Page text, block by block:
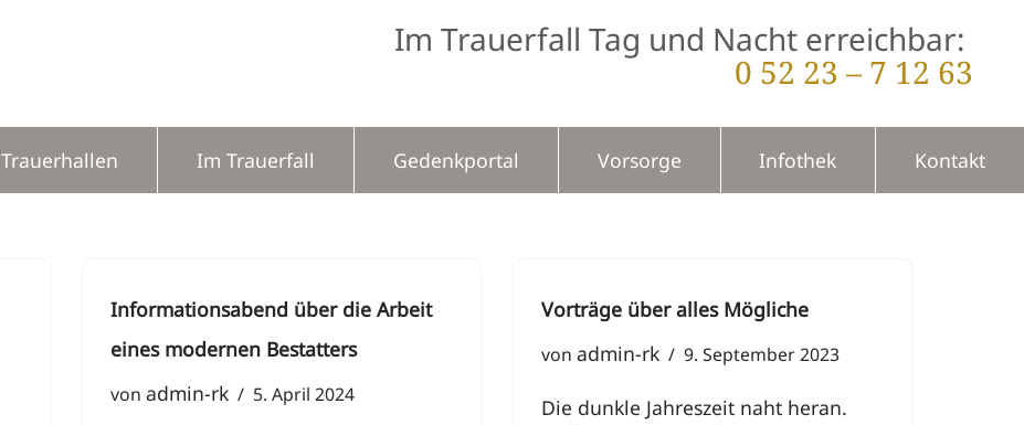
Im Trauerfall Tag und Nacht erreichbar:
0 52 23 – 7 12 63
Trauerhallen Im Trauerfall Gedenkportal Vorsorge Infothek Kontakt
Informationsabend über die Arbeit
eines modernen Bestatters
von admin-rk 5. April 2024
Vorträge über alles Mögliche
von admin-rk 9. September 2023
Die dunkle Jahreszeit naht heran.